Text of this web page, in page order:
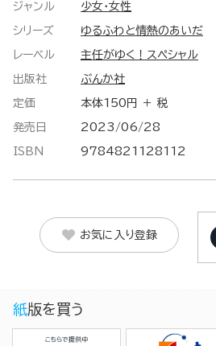
ジャンル 少女・女性
シリーズ ゆるふわと情熱のあいだ
レーベル 主任がゆく！スペシャル
出版社 ぶんか社
定価 本体150円 ＋ 税
発売日 2023/06/28
ISBN 9784821128112
お気に入り登録
紙版を買う